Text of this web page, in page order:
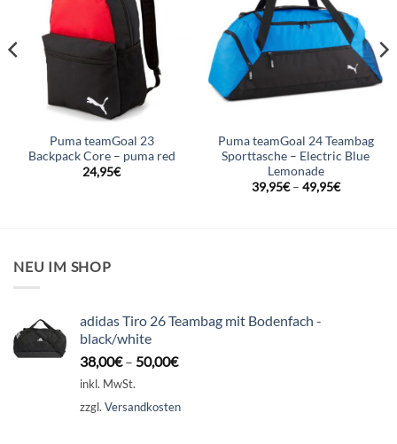
Puma teamGoal 23
Backpack Core – puma red
24,95€
Puma teamGoal 24 Teambag
Sporttasche – Electric Blue
Lemonade
39,95€– 49,95€
NEU IM SHOP
adidas Tiro 26 Teambag mit Bodenfach -
black/white
38,00€– 50,00€
inkl. MwSt.
zzgl. Versandkosten